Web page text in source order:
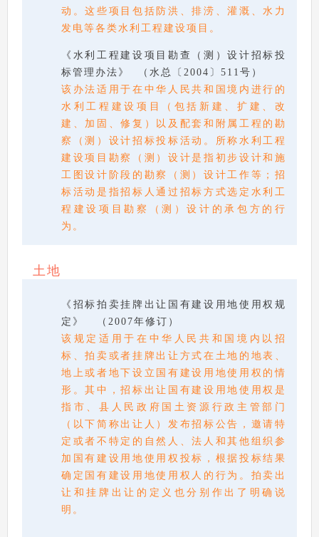
动。这些项目包括防洪、排涝、灌溉、水力
发电等各类水利工程建设项目。
《水利工程建设项目勘查（测）设计招标投
标管理办法》 （水总〔2004〕511号）
该办法适用于在中华人民共和国境内进行的
水利工程建设项目（包括新建、扩建、改
建、加固、修复）以及配套和附属工程的勘
察（测）设计招标投标活动。所称水利工程
建设项目勘察（测）设计是指初步设计和施
工图设计阶段的勘察（测）设计工作等；招
标活动是指招标人通过招标方式选定水利工
程建设项目勘察（测）设计的承包方的行
为。
土地
《招标拍卖挂牌出让国有建设用地使用权规
定》 （2007年修订）
该规定适用于在中华人民共和国境内以招
标、拍卖或者挂牌出让方式在土地的地表、
地上或者地下设立国有建设用地使用权的情
形。其中，招标出让国有建设用地使用权是
指市、县人民政府国土资源行政主管部门
（以下简称出让人）发布招标公告，邀请特
定或者不特定的自然人、法人和其他组织参
加国有建设用地使用权投标，根据投标结果
确定国有建设用地使用权人的行为。拍卖出
让和挂牌出让的定义也分别作出了明确说
明。